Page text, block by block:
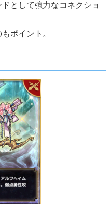
として強力なコネクショ
ポイント。